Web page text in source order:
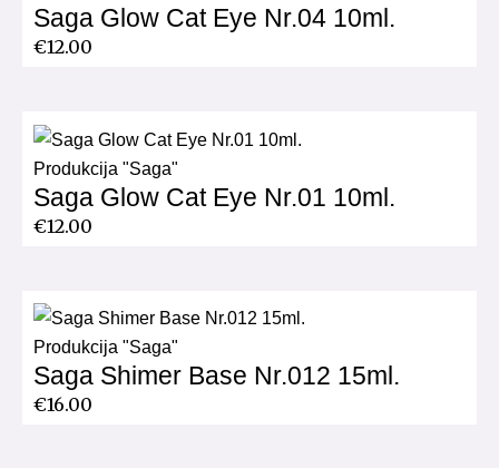
Saga Glow Cat Eye Nr.04 10ml.
€12.00
Produkcija "Saga"
Saga Glow Cat Eye Nr.01 10ml.
€12.00
Produkcija "Saga"
Saga Shimer Base Nr.012 15ml.
€16.00